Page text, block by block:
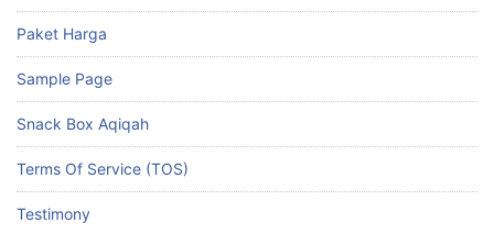
Paket Harga
Sample Page
Snack Box Aqiqah
Terms Of Service (TOS)
Testimony